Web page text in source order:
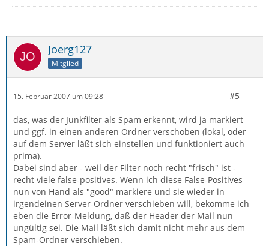
Joerg127
Mitglied
15. Februar 2007 um 09:28 #5
das, was der Junkfilter als Spam erkennt, wird ja markiert
und ggf. in einen anderen Ordner verschoben (lokal, oder
auf dem Server läßt sich einstellen und funktioniert auch
prima).
Dabei sind aber - weil der Filter noch recht "frisch" ist -
recht viele false-positives. Wenn ich diese False-Positives
nun von Hand als "good" markiere und sie wieder in
irgendeinen Server-Ordner verschieben will, bekomme ich
eben die Error-Meldung, daß der Header der Mail nun
ungültig sei. Die Mail läßt sich damit nicht mehr aus dem
Spam-Ordner verschieben.